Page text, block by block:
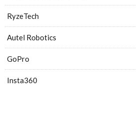
RyzeTech
Autel Robotics
GoPro
Insta360